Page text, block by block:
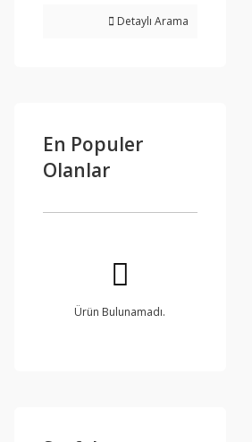
Detaylı Arama
En Populer
Olanlar
Ürün Bulunamadı.